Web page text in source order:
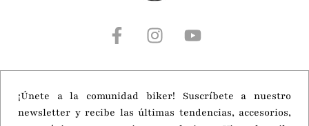
¡Únete a la comunidad biker! Suscríbete a nuestro
newsletter y recibe las últimas tendencias, accesorios,